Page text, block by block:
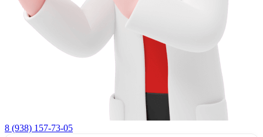
8 (938) 157-73-05